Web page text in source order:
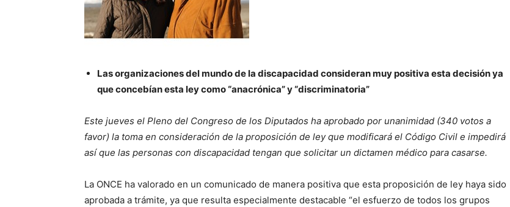
Las organizaciones del mundo de la discapacidad consideran muy positiva esta decisión ya
que concebían esta ley como “anacrónica” y “discriminatoria”
Este jueves el Pleno del Congreso de los Diputados ha aprobado por unanimidad (340 votos a
favor) la toma en consideración de la proposición de ley que modificará el Código Civil e impedirá
así que las personas con discapacidad tengan que solicitar un dictamen médico para casarse.
La ONCE ha valorado en un comunicado de manera positiva que esta proposición de ley haya sido
aprobada a trámite, ya que resulta especialmente destacable “el esfuerzo de todos los grupos